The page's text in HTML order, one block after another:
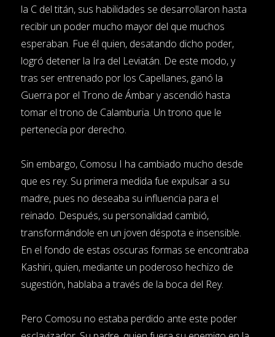
la C del titán, sus habilidades se desarrollaron hasta
recibir un poder mucho mayor del que muchos
esperaban. Fue él quien, desatando dicho poder,
logró detener la Ira del Leviatán. De este modo, y
tras ser entrenado por los Capellanes, ganó la
Guerra por el Trono de Ámbar y ascendió hasta
tomar el trono de Calamburia. Un trono que le
pertenecía por derecho.
Sin embargo, Comosu I ha cambiado mucho desde
que es rey. Su primera medida fue expulsar a su
madre, pues no deseaba su influencia para el
reinado. Después, su personalidad cambió,
transformándole en un joven déspota e insensible.
En el fondo de estas oscuras formas se encontraba
Kashiri, quien, mediante un poderoso hechizo de
sugestión, hablaba a través de la boca del Rey.
Pero Comosu no estaba perdido ante este poder